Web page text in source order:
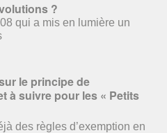
?
qui a mis en lumière un
le principe de
à suivre pour les « Petits
des règles d’exemption en